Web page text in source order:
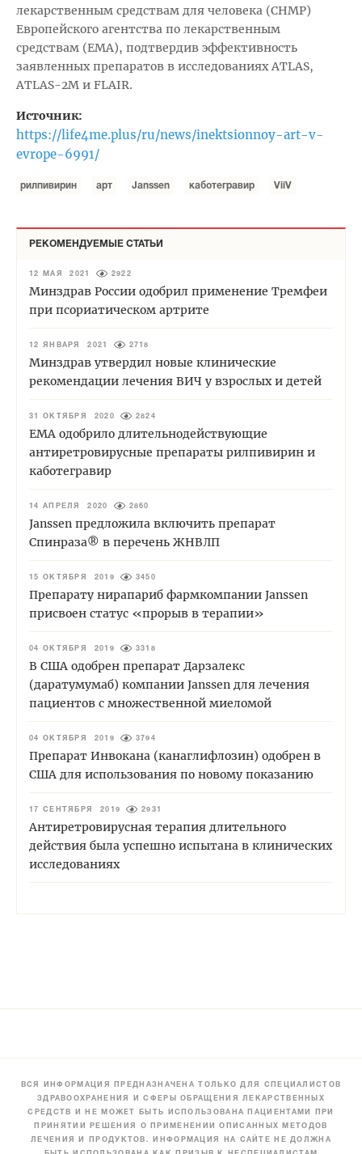
лекарственным средствам для человека (CHMP)
Европейского агентства по лекарственным
средствам (EMA), подтвердив эффективность
заявленных препаратов в исследованиях ATLAS,
ATLAS-2M и FLAIR.
Источник:
https://life4me.plus/ru/news/inektsionnoy-art-v-
evrope-6991/
рилпивирин арт Janssen каботегравир ViiV
РЕКОМЕНДУЕМЫЕ СТАТЬИ
12 МАЯ 2021 2922
Минздрав России одобрил применение Тремфеи
при псориатическом артрите
12 ЯНВАРЯ 2021 2718
Минздрав утвердил новые клинические
рекомендации лечения ВИЧ у взрослых и детей
31 ОКТЯБРЯ 2020 2824
ЕМА одобрило длительнодействующие
антиретровирусные препараты рилпивирин и
каботегравир
14 АПРЕЛЯ 2020 2860
Janssen предложила включить препарат
Спинраза® в перечень ЖНВЛП
15 ОКТЯБРЯ 2019 3450
Препарату нирапариб фармкомпании Janssen
присвоен статус «прорыв в терапии»
04 ОКТЯБРЯ 2019 3318
В США одобрен препарат Дарзалекс
(даратумумаб) компании Janssen для лечения
пациентов с множественной миеломой
04 ОКТЯБРЯ 2019 3794
Препарат Инвокана (канаглифлозин) одобрен в
США для использования по новому показанию
17 СЕНТЯБРЯ 2019 2931
Антиретровирусная терапия длительного
действия была успешно испытана в клинических
исследованиях
ВСЯ ИНФОРМАЦИЯ ПРЕДНАЗНАЧЕНА ТОЛЬКО ДЛЯ СПЕЦИАЛИСТОВ
ЗДРАВООХРАНЕНИЯ И СФЕРЫ ОБРАЩЕНИЯ ЛЕКАРСТВЕННЫХ
СРЕДСТВ И НЕ МОЖЕТ БЫТЬ ИСПОЛЬЗОВАНА ПАЦИЕНТАМИ ПРИ
ПРИНЯТИИ РЕШЕНИЯ О ПРИМЕНЕНИИ ОПИСАННЫХ МЕТОДОВ
ЛЕЧЕНИЯ И ПРОДУКТОВ. ИНФОРМАЦИЯ НА САЙТЕ НЕ ДОЛЖНА